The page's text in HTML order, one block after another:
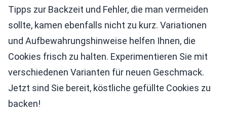
Tipps zur Backzeit und Fehler, die man vermeiden
sollte, kamen ebenfalls nicht zu kurz. Variationen
und Aufbewahrungshinweise helfen Ihnen, die
Cookies frisch zu halten. Experimentieren Sie mit
verschiedenen Varianten für neuen Geschmack.
Jetzt sind Sie bereit, köstliche gefüllte Cookies zu
backen!